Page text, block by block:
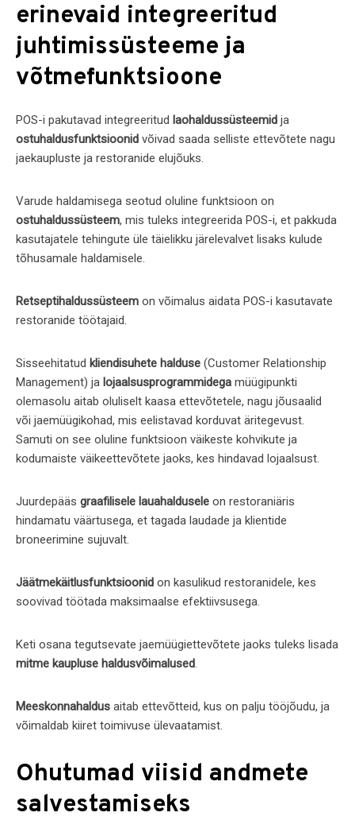
erinevaid integreeritud
juhtimissüsteeme ja
võtmefunktsioone
POS-i pakutavad integreeritud laohaldussüsteemid ja
ostuhaldusfunktsioonid võivad saada selliste ettevõtete nagu
jaekaupluste ja restoranide elujõuks.
Varude haldamisega seotud oluline funktsioon on
ostuhaldussüsteem, mis tuleks integreerida POS-i, et pakkuda
kasutajatele tehingute üle täielikku järelevalvet lisaks kulude
tõhusamale haldamisele.
Retseptihaldussüsteem on võimalus aidata POS-i kasutavate
restoranide töötajaid.
Sisseehitatud kliendisuhete halduse (Customer Relationship
Management) ja lojaalsusprogrammidega müügipunkti
olemasolu aitab oluliselt kaasa ettevõtetele, nagu jõusaalid
või jaemüügikohad, mis eelistavad korduvat äritegevust.
Samuti on see oluline funktsioon väikeste kohvikute ja
kodumaiste väikeettevõtete jaoks, kes hindavad lojaalsust.
Juurdepääs graafilisele lauahaldusele on restoraniäris
hindamatu väärtusega, et tagada laudade ja klientide
broneerimine sujuvalt.
Jäätmekäitlusfunktsioonid on kasulikud restoranidele, kes
soovivad töötada maksimaalse efektiivsusega.
Keti osana tegutsevate jaemüügiettevõtete jaoks tuleks lisada
mitme kaupluse haldusvõimalused.
Meeskonnahaldus aitab ettevõtteid, kus on palju tööjõudu, ja
võimaldab kiiret toimivuse ülevaatamist.
Ohutumad viisid andmete
salvestamiseks